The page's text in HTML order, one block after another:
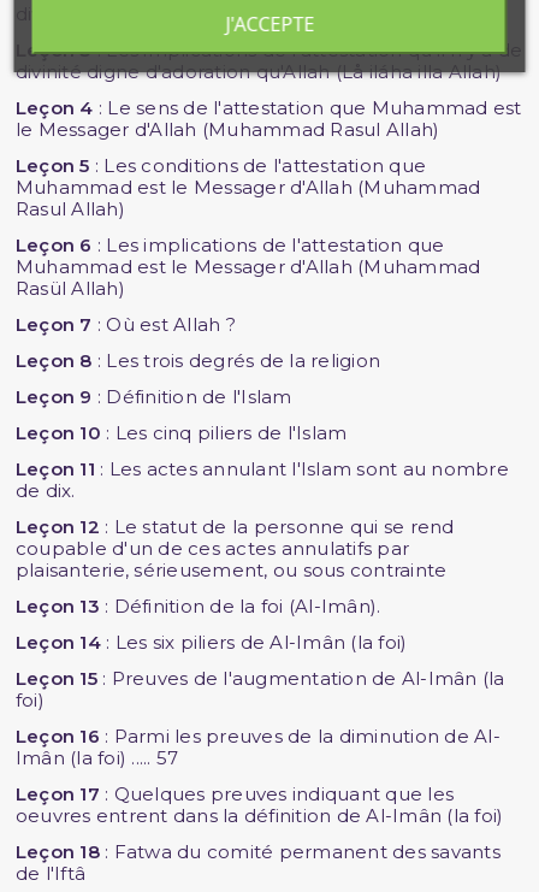
divinité digne d'adoration qu'Allah (Lã ilãha illa Allah)
Leçon 3: Les implications de l'attestation qu'il n'y a de
divinité digne d'adoration qu'Allah (Lå iláha illa Allah)
Leçon 4 : Le sens de l'attestation que Muhammad est
le Messager d'Allah (Muhammad Rasul Allah)
Leçon 5 : Les conditions de l'attestation que
Muhammad est le Messager d'Allah (Muhammad
Rasul Allah)
Leçon 6 : Les implications de l'attestation que
Muhammad est le Messager d'Allah (Muhammad
Rasül Allah)
Leçon 7 : Où est Allah ?
Leçon 8 : Les trois degrés de la religion
Leçon 9 : Définition de l'Islam
Leçon 10 : Les cinq piliers de l'Islam
Leçon 11 : Les actes annulant l'Islam sont au nombre
de dix.
Leçon 12 : Le statut de la personne qui se rend
coupable d'un de ces actes annulatifs par
plaisanterie, sérieusement, ou sous contrainte
Leçon 13 : Définition de la foi (Al-Imân).
Leçon 14: Les six piliers de Al-Imân (la foi)
Leçon 15: Preuves de l'augmentation de Al-Imân (la
foi)
Leçon 16 : Parmi les preuves de la diminution de Al-
Imân (la foi) ..... 57
Leçon 17 : Quelques preuves indiquant que les
oeuvres entrent dans la définition de Al-Imân (la foi)
Leçon 18: Fatwa du comité permanent des savants
de l'Iftâ
J'ACCEPTE